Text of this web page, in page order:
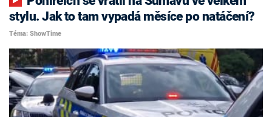
stylu. Jak to tam vypadá měsíce po natáčení?
Téma: ShowTime